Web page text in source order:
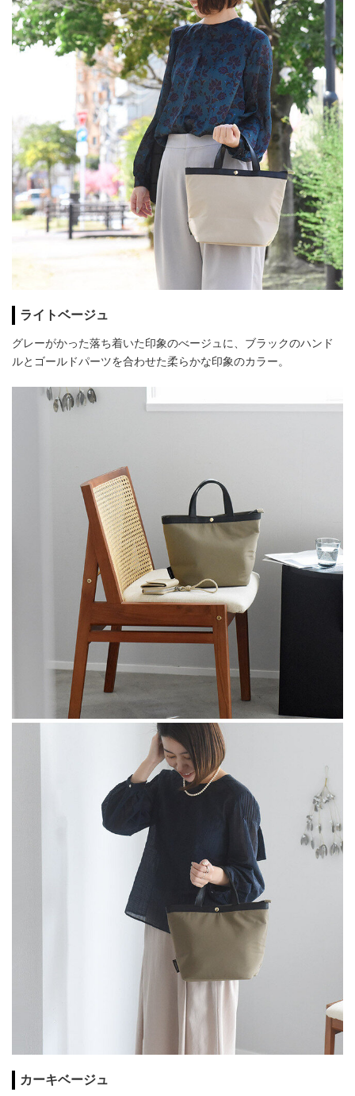
ライトベージュ
グレーがかった落ち着いた印象のべージュに、ブラックのハンド
ルとゴールドパーツを合わせた柔らかな印象のカラー。
カーキベージュ